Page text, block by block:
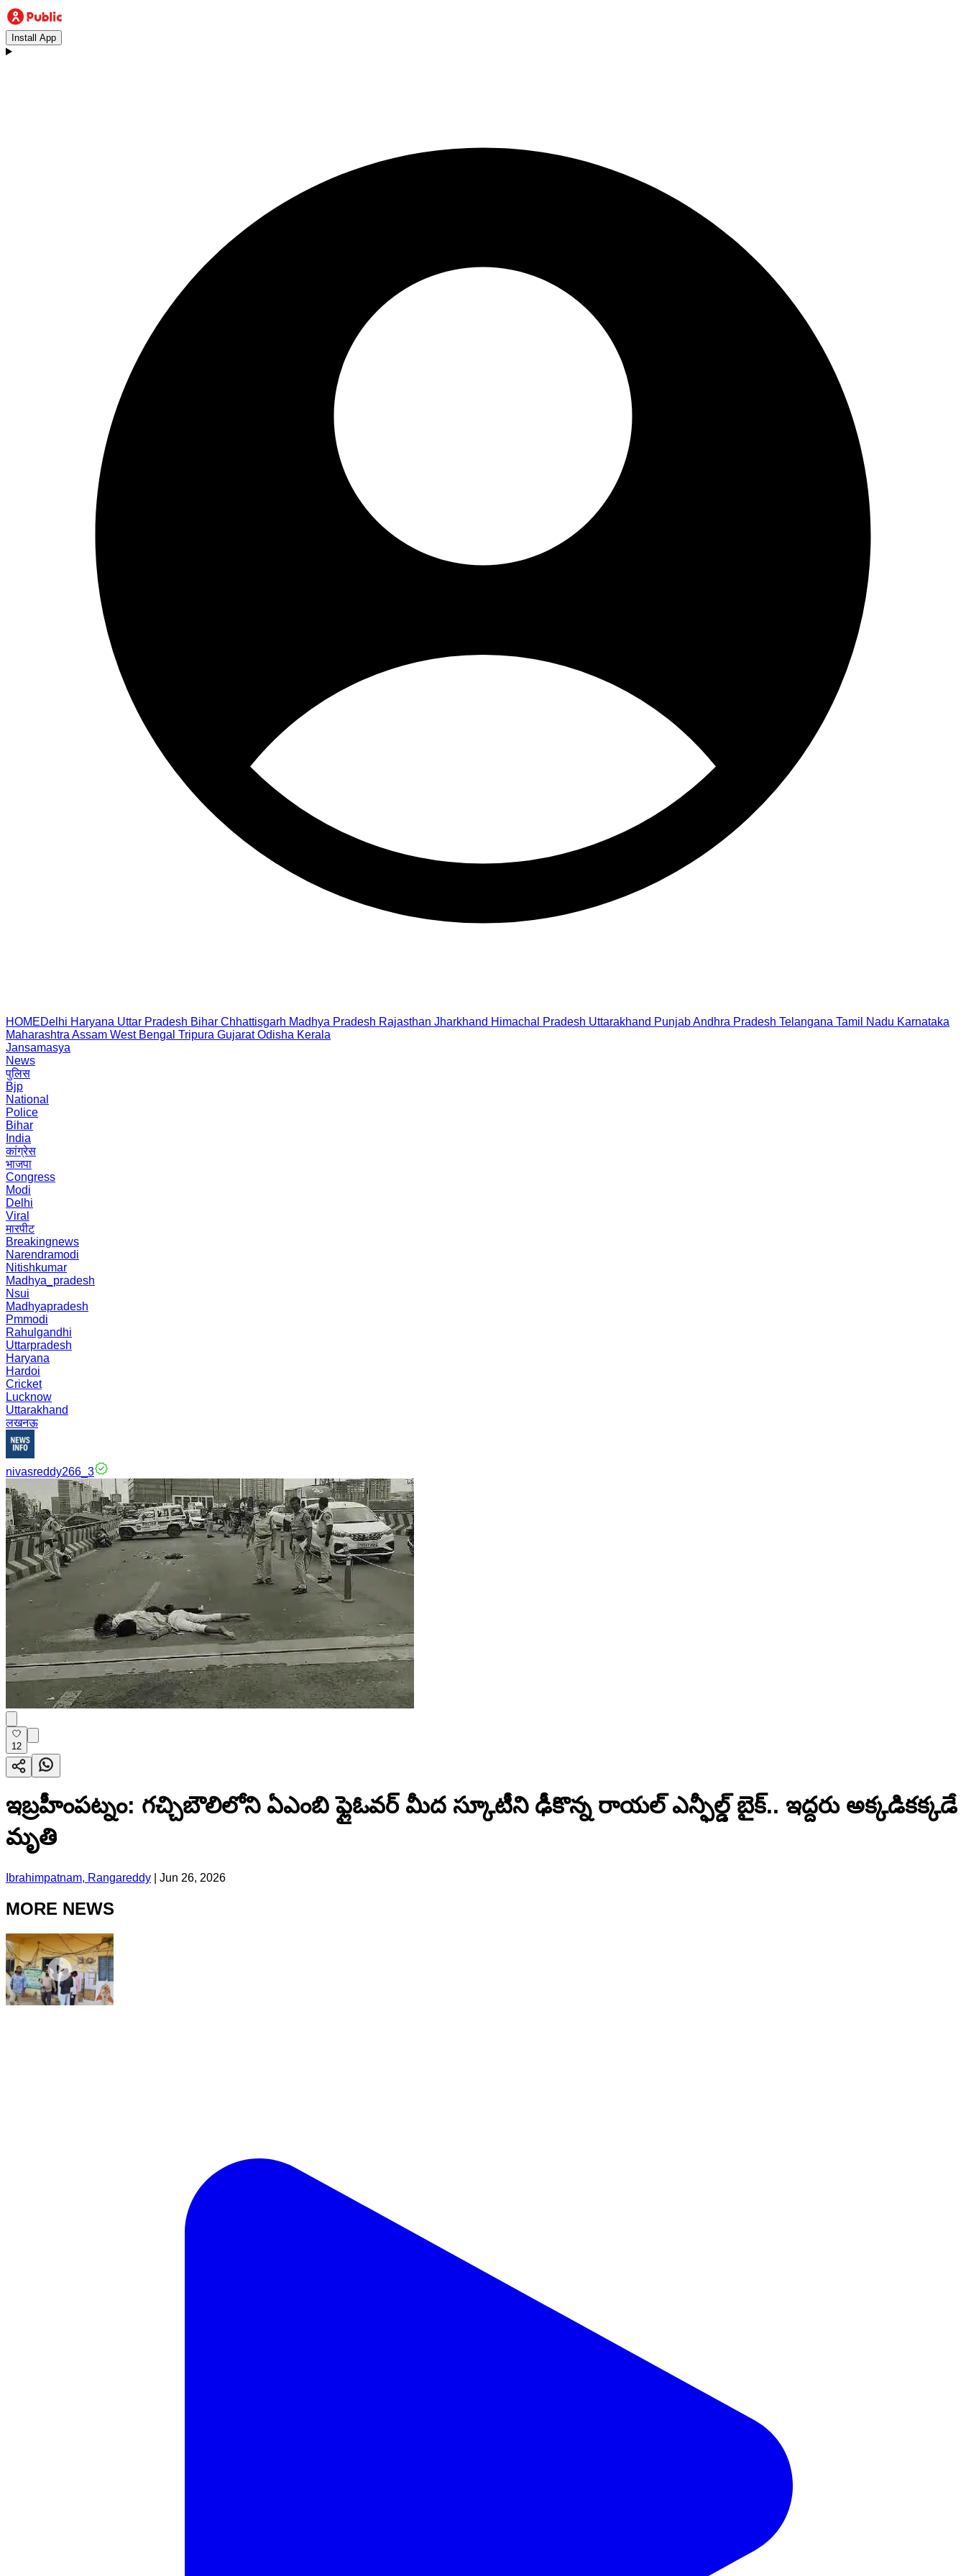
Install App
HOMEDelhi Haryana Uttar Pradesh Bihar Chhattisgarh Madhya Pradesh Rajasthan Jharkhand Himachal Pradesh Uttarakhand PunjabAndhra Pradesh Telangana Tamil Nadu Karnataka
Maharashtra Assam West Bengal Tripura Gujarat Odisha Kerala
Jansamasya
News
पुलिस
Bjp
National
Police
Bihar
India
कांग्रेस
भाजपा
Congress
Modi
Delhi
Viral
मारपीट
Breakingnews
Narendramodi
Nitishkumar
Madhya_pradesh
Nsui
Madhyapradesh
Pmmodi
Rahulgandhi
Uttarpradesh
Haryana
Hardoi
Cricket
Lucknow
Uttarakhand
लखनऊ
nivasreddy266_3
12
ఇబ్రహీంపట్నం: గచ్చిబౌలిలోని ఏఎంబి ఫ్లైఓవర్ మీద స్కూటీని ఢీకొన్న రాయల్ ఎన్ఫీల్డ్ బైక్.. ఇద్దరు అక్కడికక్కడే
మృతి
Ibrahimpatnam, Rangareddy Jun 26, 2026
MORE NEWS